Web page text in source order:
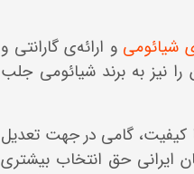
شیائومی و ارائه‌ی گارانتی و
نیز به برند شیائومی جلب
گامی در جهت تعدیل
ایرانی حق انتخاب بیشتری